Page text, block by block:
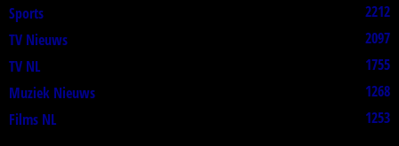
Sports
2212
TV Nieuws
2097
TV NL
1755
Muziek Nieuws
1268
Films NL
1253